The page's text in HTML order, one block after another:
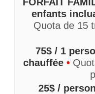
enfants
Quota de 15
75$ / 1
chauffée •
25$ /